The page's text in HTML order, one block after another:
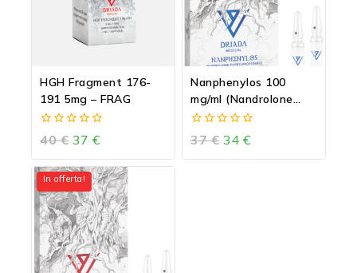
HGH Fragment 176-
191 5mg – FRAG
0
out
of
5
40€ 37 €
Nanphenylos 100
mg/ml (Nandrolone
Fenilpropionato-NPP)
0
out
of
37€ 34 €
In offerta!